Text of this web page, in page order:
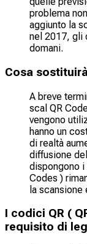
problema
aggiunto la
nel 2017, gli
domani.
Cosa
A breve
scal QR
vengono
hanno un
di realtà
diffusione
dispongono i
Codes )
la
I codici QR (
requisito di